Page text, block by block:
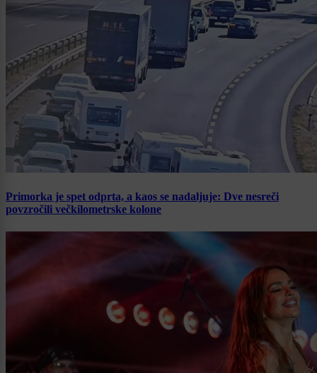
Primorka je spet odprta, a kaos se nadaljuje: Dve nesreči
povzročili večkilometrske kolone